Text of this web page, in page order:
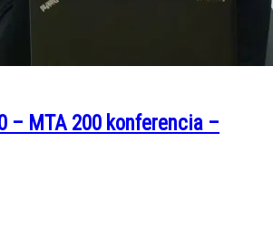
– MTA 200 konferencia –